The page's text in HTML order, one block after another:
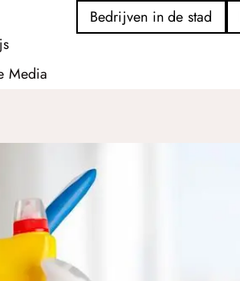
Media
Bedrijven in de stad